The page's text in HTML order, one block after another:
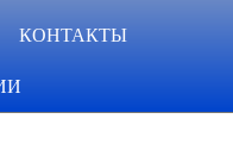
КОНТАКТЫ